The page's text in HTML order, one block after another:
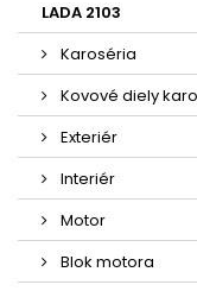
LADA 2103
Karoséria
Kovové diely
Exteriér
Interiér
Motor
Blok motora